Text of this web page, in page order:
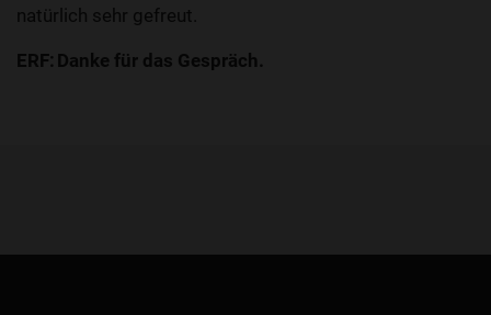
natürlich sehr gefreut.
ERF: Danke für das Gespräch.